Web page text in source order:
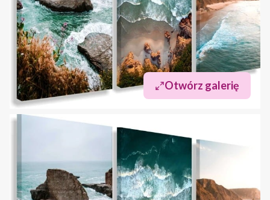
Otwórz galerię